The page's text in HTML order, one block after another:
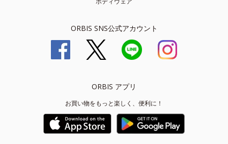
ORBIS SNS公式アカウント
ORBIS アプリ
お買い物をもっと楽しく、便利に！